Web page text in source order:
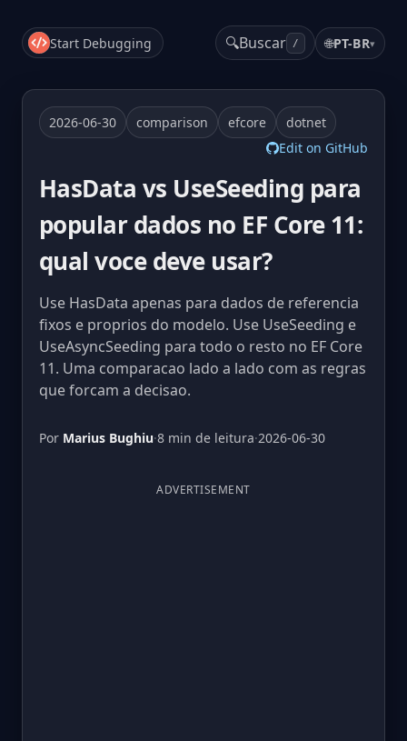
Start Debugging 🔍Buscar / 🌐PT-BR▾
2026-06-30 comparison efcore
dotnet
Edit on GitHub
HasData vs UseSeeding para
popular dados no EF Core 11:
qual voce deve usar?
Use HasData apenas para dados de referencia
fixos e proprios do modelo. Use UseSeeding e
UseAsyncSeeding para todo o resto no EF Core
11. Uma comparacao lado a lado com as regras
que forcam a decisao.
Por Marius Bughiu·8 min de leitura·2026-06-30
ADVERTISEMENT